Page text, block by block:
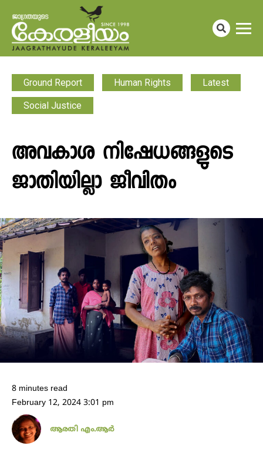
Ground Report Human Rights Latest
Social Justice
അവകാശ നിഷേധങ്ങളുടെ
ജാതിയില്ലാ ജീവിതം
8 minutes read
February 12, 2024 3:01 pm
ആരതി എം.ആർ